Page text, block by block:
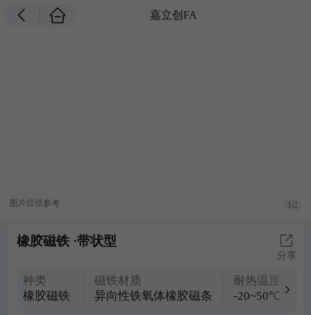
嘉立创FA
图片仅供参考 1/2
橡胶磁铁 ·带状型
分享
种类
橡胶磁铁
磁铁材质
异向性铁氧体橡胶磁条
耐热温度
-20~50℃